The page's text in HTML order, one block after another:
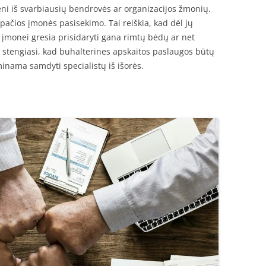
iš svarbiausių bendrovės ar organizacijos žmonių.
įmonės pasisekimo. Tai reiškia, kad dėl jų
gresia prisidaryti gana rimtų bėdų ar net
kad buhalterines apskaitos paslaugos būtų
samdyti specialistų iš išorės.